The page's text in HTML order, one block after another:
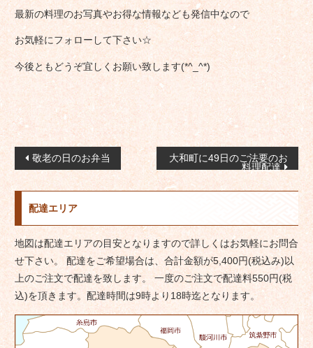
最新の料理のお写真やお得な情報なども発信中なので
お気軽にフォローして下さい☆
今後ともどうぞ宜しくお願い致します(*^_^*)
投
稿
ナ
ビ
ゲ
ー
シ
ョ
ン
敬老の日のお弁当
大和町に49日のご法要のお
料理配達
配達エリア
地図は配達エリアの目安となりますので詳しくはお気軽にお問合
せ下さい。 配達をご希望場合は、合計金額が5,400円(税込み)以
上のご注文で配達を致します。 一度のご注文で配達料550円(税
込)を頂きます。配達時間は9時より18時迄となります。